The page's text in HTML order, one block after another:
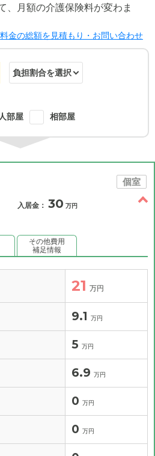
、月額の介護保険料が変わま
料金の総額を見積もり・お問い合わせ
部屋 相部屋
個室
入居金： 30 万円
その他費用
補足情報
21 万円
9.1 万円
5 万円
6.9 万円
0 万円
0 万円